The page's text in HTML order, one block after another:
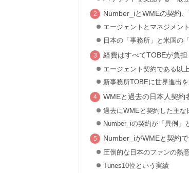
Number_iとWMEの契約
エージェントとマネジメン
日本の「事務所」と米国の
経費はすべてTOBEが負
エージェント契約である以
新事務所TOBEに世界進出
WMEと過去の日本人契約
過去にWMEと契約した主な
Number_iの契約が「異例」
Number_iがWMEと契約
圧倒的な日本のファンの熱
Tunes10位という実績